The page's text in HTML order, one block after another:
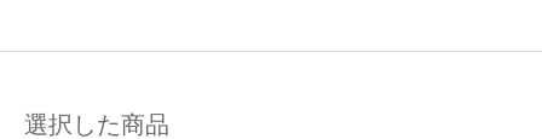
選択した商品